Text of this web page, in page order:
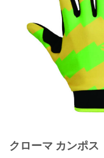
クローマ カンポス